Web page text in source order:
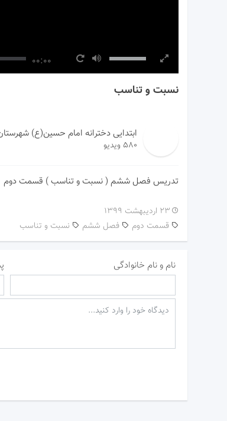
00:00
نسبت و تناسب
ابتدایی دخترانه امام حسین(ع)
580 ویدیو
تدریس فصل ششم ( نسبت و تناسب ) قسمت دوم
۲۳ اردیبهشت ۱۳۹۹
فصل ششم
قسمت دوم نسبت و تناسب
نام و نام خانوادگی